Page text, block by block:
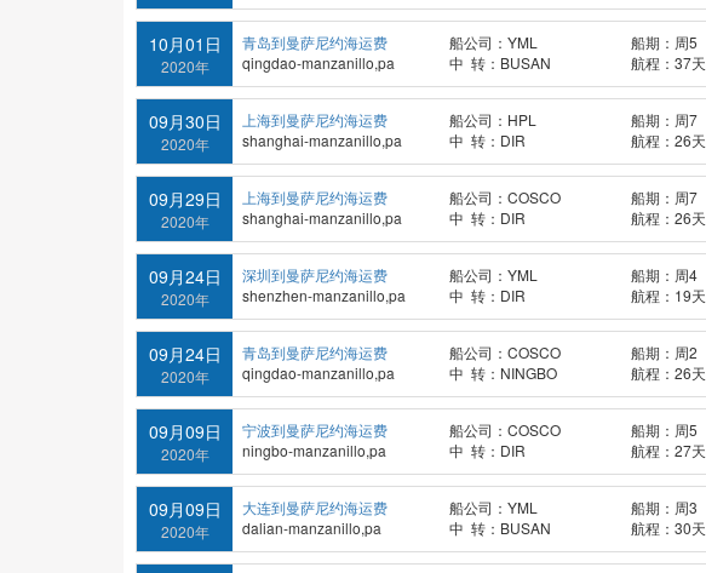
10月01日
2020年
青岛到曼萨尼约海运费
qingdao-manzanillo,pa
船公司：YML
中 转：BUSAN
船期：周5
航程：37天
09月30日
2020年
上海到曼萨尼约海运费
shanghai-manzanillo,pa
船公司：HPL
中 转：DIR
船期：周7
航程：26天
09月29日
2020年
上海到曼萨尼约海运费
shanghai-manzanillo,pa
船公司：COSCO
中 转：DIR
船期：周7
航程：26天
09月24日
2020年
深圳到曼萨尼约海运费
shenzhen-manzanillo,pa
船公司：YML
中 转：DIR
船期：周4
航程：19天
09月24日
2020年
青岛到曼萨尼约海运费
qingdao-manzanillo,pa
船公司：COSCO
中 转：NINGBO
船期：周2
航程：26天
09月09日
2020年
宁波到曼萨尼约海运费
ningbo-manzanillo,pa
船公司：COSCO
中 转：DIR
船期：周5
航程：27天
09月09日
2020年
大连到曼萨尼约海运费
dalian-manzanillo,pa
船公司：YML
中 转：BUSAN
船期：周3
航程：30天